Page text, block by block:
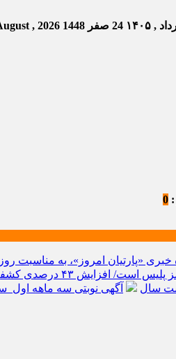
24 صفر 1448
:
0
«پارتیان امروز»، به مناسبت روز
مواد مخدر و رشد ۶۸ درصدی کشف سرقت در خراسان شمالی
آگهی نوبتی سه ماهه اول سال ۱۴۰۵ حوزه ثبتی